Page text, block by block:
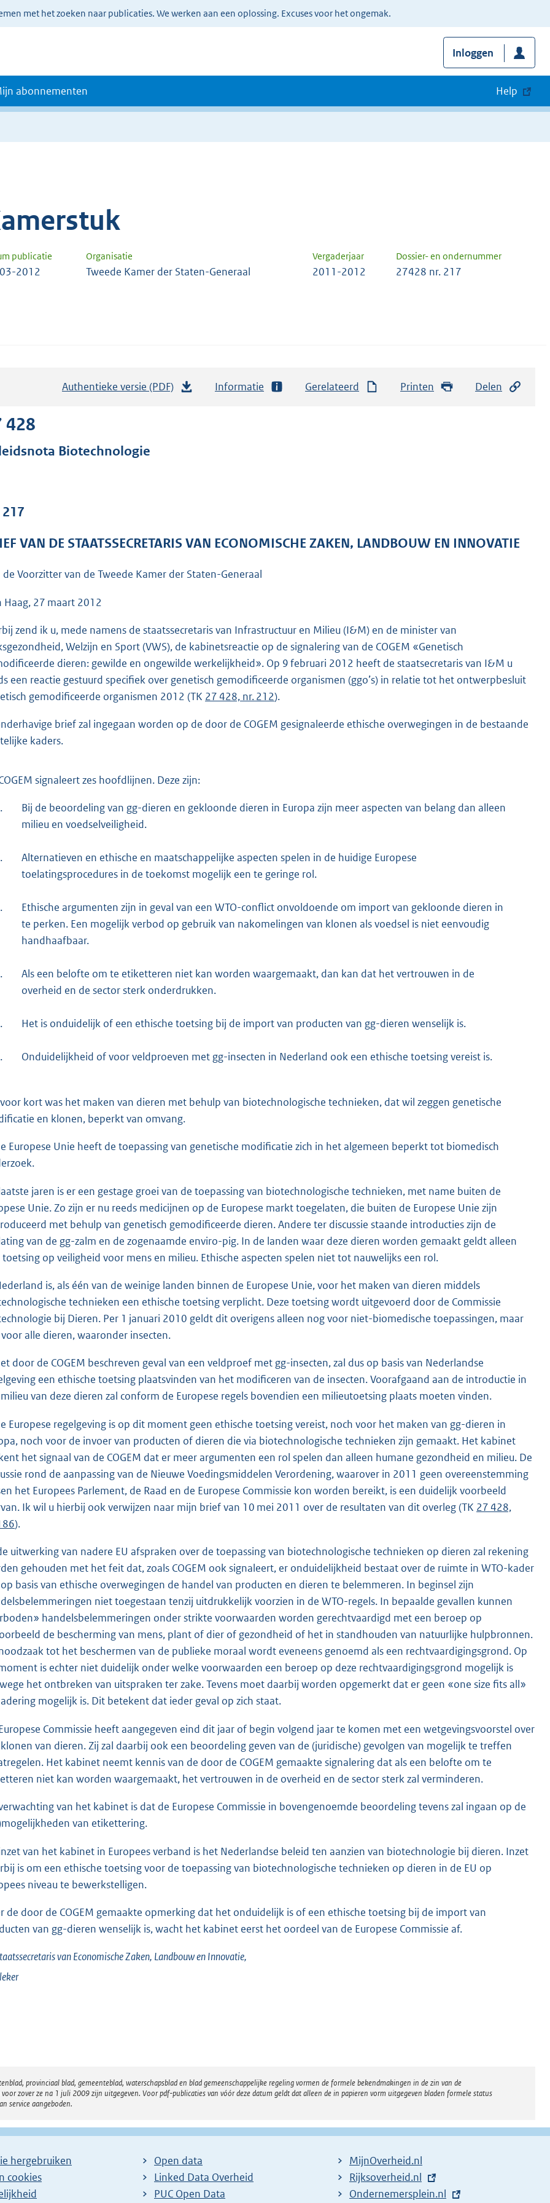
met het zoeken naar publicaties. We werken aan een oplossing. Excuses voor het ongemak.
Inloggen
abonnementen Help
publicatie Organisatie Vergaderjaar Dossier- en ondernummer
2012 Tweede Kamer der Staten-Generaal 2011-2012 27428 nr. 217
Authentieke versie (PDF)
r
o
:
4
4
K
b
Informatie Gerelateerd Printen Delen
428
Biotechnologie
217
VAN DE STAATSSECRETARIS VAN ECONOMISCHE ZAKEN, LANDBOUW EN INNOVATIE
de Voorzitter van de Tweede Kamer der Staten-Generaal
Haag, 27 maart 2012
zend ik u, mede namens de staatssecretaris van Infrastructuur en Milieu (I&M) en de minister van
Welzijn en Sport (VWS), de kabinetsreactie op de signalering van de COGEM «Genetisch
dieren: gewilde en ongewilde werkelijkheid». Op 9 februari 2012 heeft de staatsecretaris van I&M u
een reactie gestuurd specifiek over genetisch gemodificeerde organismen (ggo’s) in relatie tot het ontwerpbesluit
gemodificeerde organismen 2012 (TK 27 428, nr. 212).
brief zal ingegaan worden op de door de COGEM gesignaleerde ethische overwegingen in de bestaande
kaders.
signaleert zes hoofdlijnen. Deze zijn:
Bij de beoordeling van gg-dieren en gekloonde dieren in Europa zijn meer aspecten van belang dan alleen
milieu en voedselveiligheid.
Alternatieven en ethische en maatschappelijke aspecten spelen in de huidige Europese
toelatingsprocedures in de toekomst mogelijk een te geringe rol.
Ethische argumenten zijn in geval van een WTO-conflict onvoldoende om import van gekloonde dieren in
te perken. Een mogelijk verbod op gebruik van nakomelingen van klonen als voedsel is niet eenvoudig
handhaafbaar.
Als een belofte om te etiketteren niet kan worden waargemaakt, dan kan dat het vertrouwen in de
overheid en de sector sterk onderdrukken.
Het is onduidelijk of een ethische toetsing bij de import van producten van gg-dieren wenselijk is.
Onduidelijkheid of voor veldproeven met gg-insecten in Nederland ook een ethische toetsing vereist is.
kort was het maken van dieren met behulp van biotechnologische technieken, dat wil zeggen genetische
en klonen, beperkt van omvang.
Europese Unie heeft de toepassing van genetische modificatie zich in het algemeen beperkt tot biomedisch
jaren is er een gestage groei van de toepassing van biotechnologische technieken, met name buiten de
Unie. Zo zijn er nu reeds medicijnen op de Europese markt toegelaten, die buiten de Europese Unie zijn
met behulp van genetisch gemodificeerde dieren. Andere ter discussie staande introducties zijn de
van de gg-zalm en de zogenaamde enviro-pig. In de landen waar deze dieren worden gemaakt geldt alleen
toetsing op veiligheid voor mens en milieu. Ethische aspecten spelen niet tot nauwelijks een rol.
is, als één van de weinige landen binnen de Europese Unie, voor het maken van dieren middels
technieken een ethische toetsing verplicht. Deze toetsing wordt uitgevoerd door de Commissie
bij Dieren. Per 1 januari 2010 geldt dit overigens alleen nog voor niet-biomedische toepassingen, maar
alle dieren, waaronder insecten.
door de COGEM beschreven geval van een veldproef met gg-insecten, zal dus op basis van Nederlandse
een ethische toetsing plaatsvinden van het modificeren van de insecten. Voorafgaand aan de introductie in
van deze dieren zal conform de Europese regels bovendien een milieutoetsing plaats moeten vinden.
Europese regelgeving is op dit moment geen ethische toetsing vereist, noch voor het maken van gg-dieren in
noch voor de invoer van producten of dieren die via biotechnologische technieken zijn gemaakt. Het kabinet
het signaal van de COGEM dat er meer argumenten een rol spelen dan alleen humane gezondheid en milieu. De
rond de aanpassing van de Nieuwe Voedingsmiddelen Verordening, waarover in 2011 geen overeenstemming
het Europees Parlement, de Raad en de Europese Commissie kon worden bereikt, is een duidelijk voorbeeld
Ik wil u hierbij ook verwijzen naar mijn brief van 10 mei 2011 over de resultaten van dit overleg (TK 27 428,
).
uitwerking van nadere EU afspraken over de toepassing van biotechnologische technieken op dieren zal rekening
gehouden met het feit dat, zoals COGEM ook signaleert, er onduidelijkheid bestaat over de ruimte in WTO-kader
basis van ethische overwegingen de handel van producten en dieren te belemmeren. In beginsel zijn
niet toegestaan tenzij uitdrukkelijk voorzien in de WTO-regels. In bepaalde gevallen kunnen
handelsbelemmeringen onder strikte voorwaarden worden gerechtvaardigd met een beroep op
de bescherming van mens, plant of dier of gezondheid of het in standhouden van natuurlijke hulpbronnen.
tot het beschermen van de publieke moraal wordt eveneens genoemd als een rechtvaardigingsgrond. Op
is echter niet duidelijk onder welke voorwaarden een beroep op deze rechtvaardigingsgrond mogelijk is
het ontbreken van uitspraken ter zake. Tevens moet daarbij worden opgemerkt dat er geen «one size fits all»
mogelijk is. Dit betekent dat ieder geval op zich staat.
Commissie heeft aangegeven eind dit jaar of begin volgend jaar te komen met een wetgevingsvoorstel over
van dieren. Zij zal daarbij ook een beoordeling geven van de (juridische) gevolgen van mogelijk te treffen
Het kabinet neemt kennis van de door de COGEM gemaakte signalering dat als een belofte om te
niet kan worden waargemaakt, het vertrouwen in de overheid en de sector sterk zal verminderen.
van het kabinet is dat de Europese Commissie in bovengenoemde beoordeling tevens zal ingaan op de
van etikettering.
van het kabinet in Europees verband is het Nederlandse beleid ten aanzien van biotechnologie bij dieren. Inzet
is om een ethische toetsing voor de toepassing van biotechnologische technieken op dieren in de EU op
niveau te bewerkstelligen.
de door de COGEM gemaakte opmerking dat het onduidelijk is of een ethische toetsing bij de import van
van gg-dieren wenselijk is, wacht het kabinet eerst het oordeel van de Europese Commissie af.
van Economische Zaken, Landbouw en Innovatie,
provinciaal blad, gemeenteblad, waterschapsblad en blad gemeenschappelijke regeling vormen de formele bekendmakingen in de zin van de
zover ze na 1 juli 2009 zijn uitgegeven. Voor pdf-publicaties van vóór deze datum geldt dat alleen de in papieren vorm uitgegeven bladen formele status
service aangeboden.
hergebruiken
cookies
Open data
Linked Data Overheid
PUC Open Data
MijnOverheid.nl
E
x
Rijksoverheid.nl
E
Ondernemersplein.nl